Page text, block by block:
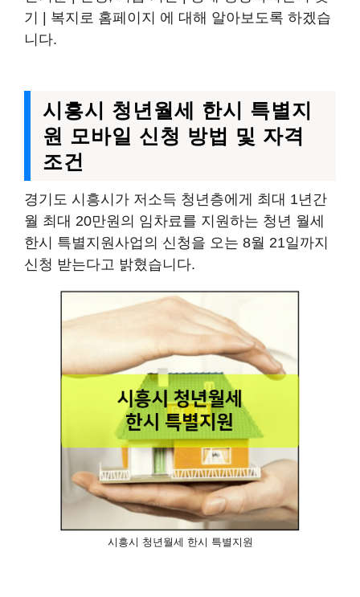
기 | 복지로 홈페이지 에 대해 알아보도록 하겠습
니다.
시흥시 청년월세 한시 특별지
원 모바일 신청 방법 및 자격
조건
경기도 시흥시가 저소득 청년층에게 최대 1년간
월 최대 20만원의 임차료를 지원하는 청년 월세
한시 특별지원사업의 신청을 오는 8월 21일까지
신청 받는다고 밝혔습니다.
시흥시 청년월세 한시 특별지원